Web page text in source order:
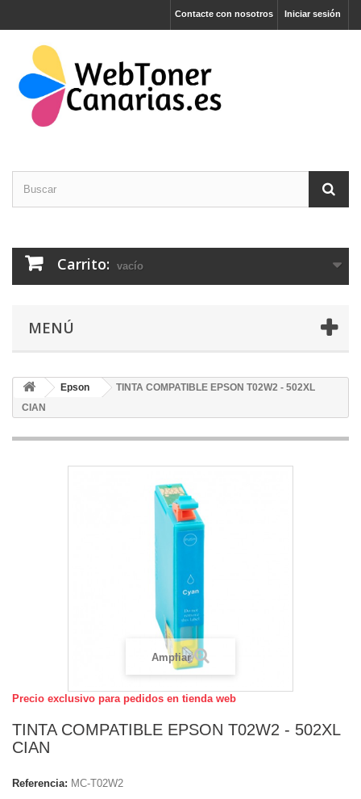
Iniciar sesión
Contacte con nosotros
Carrito: vacío
MENÚ
Epson
TINTA COMPATIBLE EPSON T02W2 - 502XL
CIAN
Ampliar
Precio exclusivo para pedidos en tienda web
TINTA COMPATIBLE EPSON T02W2 - 502XL
CIAN
Referencia: MC-T02W2